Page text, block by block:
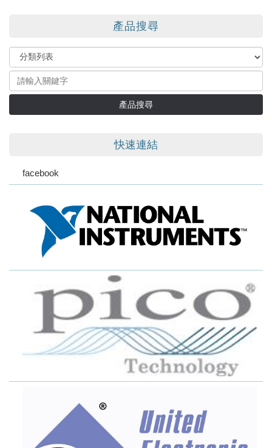
產品搜尋
產品搜尋
快速連結
facebook